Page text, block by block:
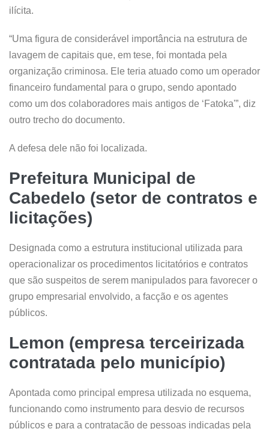
ilícita.
“Uma figura de considerável importância na estrutura de
lavagem de capitais que, em tese, foi montada pela
organização criminosa. Ele teria atuado como um operador
financeiro fundamental para o grupo, sendo apontado
como um dos colaboradores mais antigos de ‘Fatoka'”, diz
outro trecho do documento.
A defesa dele não foi localizada.
Prefeitura Municipal de
Cabedelo (setor de contratos e
licitações)
Designada como a estrutura institucional utilizada para
operacionalizar os procedimentos licitatórios e contratos
que são suspeitos de serem manipulados para favorecer o
grupo empresarial envolvido, a facção e os agentes
públicos.
Lemon (empresa terceirizada
contratada pelo município)
Apontada como principal empresa utilizada no esquema,
funcionando como instrumento para desvio de recursos
públicos e para a contratação de pessoas indicadas pela